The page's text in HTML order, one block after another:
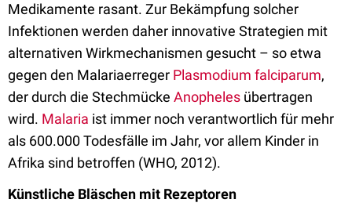
Medikamente rasant. Zur Bekämpfung solcher
Infektionen werden daher innovative Strategien mit
alternativen Wirkmechanismen gesucht – so etwa
gegen den Malariaerreger Plasmodium falciparum,
der durch die Stechmücke Anopheles übertragen
wird. Malaria ist immer noch verantwortlich für mehr
als 600.000 Todesfälle im Jahr, vor allem Kinder in
Afrika sind betroffen (WHO, 2012).
Künstliche Bläschen mit Rezeptoren